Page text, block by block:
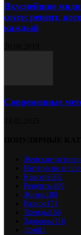
Вкуснейшие
соусе: рецепт,
каждый
Современные
Женские
Интересно и
Красота592
Рецепты499
Жизнь180
Разное171
Тренды166
Здоровье116
Дом81